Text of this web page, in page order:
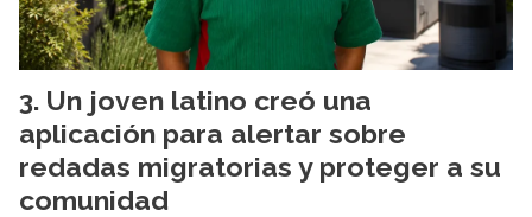
Un joven latino creó una
aplicación para alertar sobre
redadas migratorias y proteger a su
comunidad